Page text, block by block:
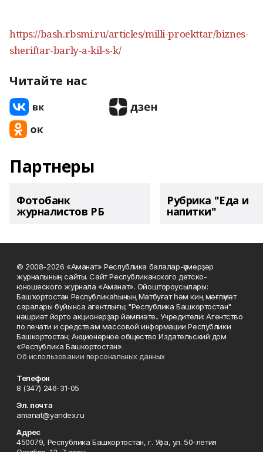
https://bash.rbsmi.ru/articles/milli-proekttar/biznes-
sheriftar-barly-a-kil-s-k/
Читайте нас
Партнеры
Фотобанк
журналистов РБ
Рубрика "Еда и
напитки"
© 2008-2026 «Аманат» Республика балалар-үҫмерҙәр
журналының сайты. Сайт Республиканского детско-
юношеского журнала «Аманат». Ойоштороусылары:
Башҡортостан Республикаһының Матбуғат һәм киң мәғлүмәт
саралары буйынса агентлығы; "Республика Башкортостан"
нәшриәт йорто акционерҙар йәмғиәте.. Учредители: Агентство
по печати и средствам массовой информации Республики
Башкортостан; Акционерное общество Издательский дом
«Республика Башкортостан».
Об использовании персональных данных
Телефон
8 (347) 246-31-05
Эл. почта
amanat@yandex.ru
Адрес
450079, Республика Башкортостан, г. Уфа, ул. 50-летия